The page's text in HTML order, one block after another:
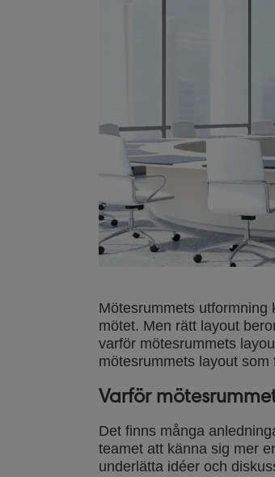
Mötesrummets utformning
mötet. Men rätt layout
varför mötesrummets
mötesrummets layout
Varför
Det finns många
teamet att känna sig mer
underlätta idéer och